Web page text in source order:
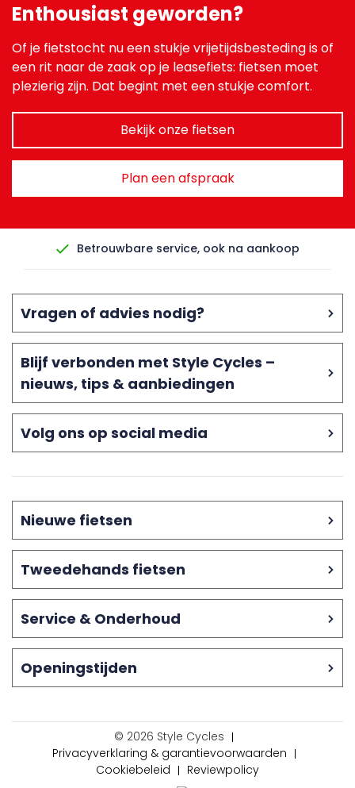
Enthousiast geworden?
Of je fietstocht nu een stukje vrijetijdsbesteding is of
een rit naar de zaak op je leasefiets: fietsen moet
plezierig zijn. Dat begint met een stukje comfort.
Bekijk onze fietsen
Plan een afspraak
Betrouwbare service, ook na aankoop
Vragen of advies nodig?
Blijf verbonden met Style Cycles –
nieuws, tips & aanbiedingen
Volg ons op social media
Nieuwe fietsen
Tweedehands fietsen
Service & Onderhoud
Openingstijden
© 2026 Style Cycles
Privacyverklaring & garantievoorwaarden
Cookiebeleid
Reviewpolicy